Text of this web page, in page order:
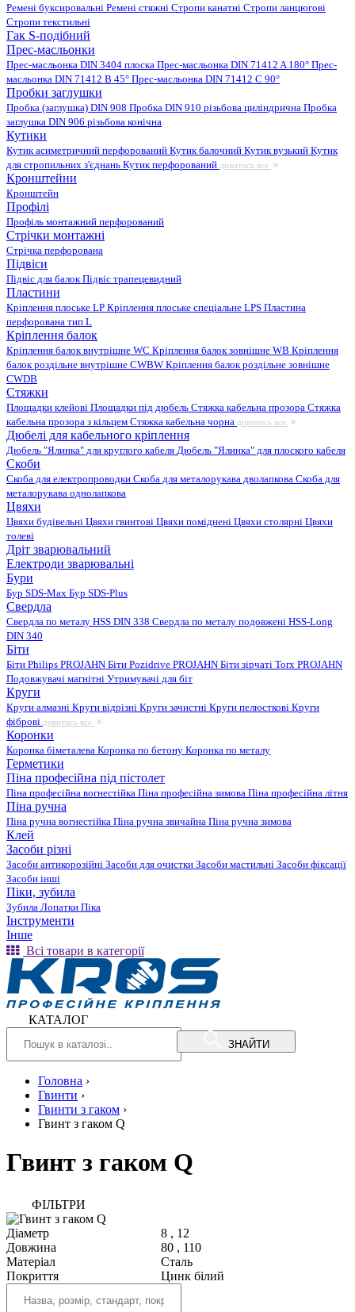
Ремені буксировальні Ремені стяжні Стропи канатні Стропи ланцюгові
Стропи текстильні
Гак S-подібний
Прес-масльонки
Прес-масльонка DIN 3404 плоска Прес-масльонка DIN 71412 A 180° Прес-
масльонка DIN 71412 B 45° Прес-масльонка DIN 71412 C 90°
Пробки заглушки
Пробка (заглушка) DIN 908 Пробка DIN 910 різьбова циліндрична Пробка
заглушка DIN 906 різьбова конічна
Кутики
Кутик асиметричний перфорований Кутик балочний Кутик вузький Кутик
для стропильних з'єднань Кутик перфорований дивитись все
Кронштейни
Кронштейн
Профілі
Профіль монтажний перфорований
Стрічки монтажні
Стрічка перфорована
Підвіси
Підвіс для балокПідвіс трапецевидний
Пластини
Кріплення плоське LP Кріплення плоське спеціальне LPS Пластина
перфорована тип L
Кріплення балок
Кріплення балок внутрішне WC Кріплення балок зовнішне WB Кріплення
балок роздільне внутрішне CWBW Кріплення балок роздільне зовнішне
CWDB
Стяжки
Площадки клейові Площадки під дюбель Стяжка кабельна прозора Стяжка
кабельна прозора з кільцем Стяжка кабельна чорна дивитись все
Дюбелі для кабельного кріплення
Дюбель "Ялинка" для круглого кабеля Дюбель "Ялинка" для плоского кабеля
Скоби
Скоба для електропроводки Скоба для металорукава дволапкова Скоба для
металорукава однолапкова
Цвяхи
Цвяхи будівельні Цвяхи гвинтові Цвяхи поміднені Цвяхи столярні Цвяхи
толеві
Дріт зварювальний
Електроди зварювальні
Бури
Бур SDS-Max Бур SDS-Plus
Свердла
Свердла по металу HSS DIN 338 Свердла по металу подовжені HSS-Long
DIN 340
Біти
Біти Philips PROJAHN Біти Pozidrive PROJAHN Біти зірчаті Torx PROJAHN
Подовжувачі магнітні Утримувачі для біт
Круги
Круги алмазні Круги відрізні Круги зачистні Круги пелюсткові Круги
фіброві дивитись все
Коронки
Коронка біметалева Коронка по бетону Коронка по металу
Герметики
Піна професійна під пістолет
Піна професійна вогнестійка Піна професійна зимова Піна професійна літня
Піна ручна
Піна ручна вогнестійка Піна ручна звичайна Піна ручна зимова
Клей
Засоби різні
Засоби антикорозійні Засоби для очистки Засоби мастильні Засоби фіксації
Засоби інші
Піки, зубила
Зубила Лопатки Піка
Інструменти
Інше
Всі товари в категорії
КАТАЛОГ
ЗНАЙТИ
Головна ›
Гвинти ›
Гвинти з гаком ›
Гвинт з гаком Q
Гвинт з гаком Q
ФIЛЬТРИ
Діаметр 8 , 12
Довжина
80 , 110
Матеріал
Сталь
Покриття
Цинк білий